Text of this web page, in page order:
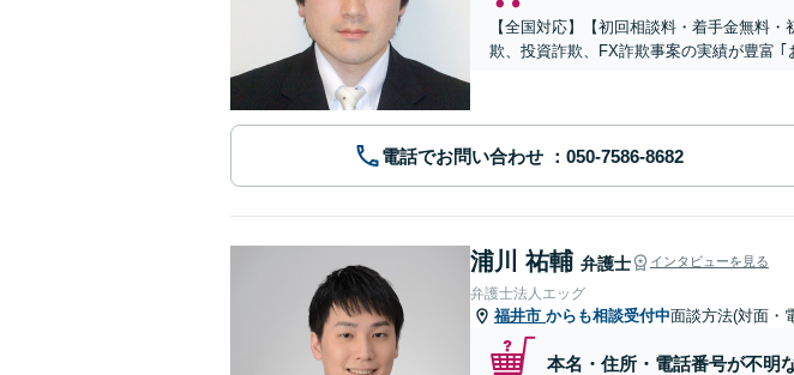
【全国対応】【初回相談料・着手金無料
欺、投資詐欺、FX詐欺事案の実績が豊富 ｢
電話でお問い合わせ
浦川 祐輔 弁護士 インタビューを見る
弁護士法人エッグ
福井市 からも相談受付中面談方法(対面・
本名・住所・電話番号が不明